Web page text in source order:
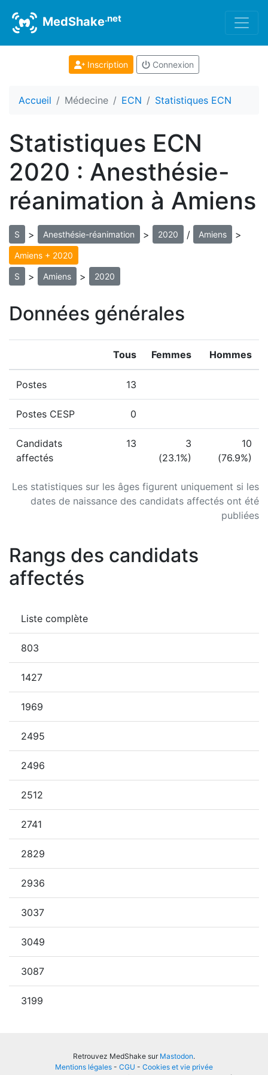
MedShake.net
Inscription Connexion
Accueil Médecine ECN Statistiques ECN
Statistiques ECN
2020 : Anesthésie-
réanimation à Amiens
S > Anesthésie-réanimation > 2020 / Amiens >
Amiens + 2020
S > Amiens > 2020
Données générales
Les statistiques sur les âges figurent uniquement si les
dates de naissance des candidats affectés ont été
publiées
Tous Femmes Hommes
Postes 13
Postes CESP 0
Candidats
affectés
13
3
(23.1%)
10
(76.9%)
Rangs des candidats
affectés
Liste complète
803
1427
1969
2495
2496
2512
2741
2829
2936
3037
3049
3087
3199
Retrouvez MedShake sur Mastodon.
Mentions légales - CGU - Cookies et vie privée